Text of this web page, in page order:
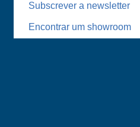
Subscrever a newsletter
Encontrar um showroom